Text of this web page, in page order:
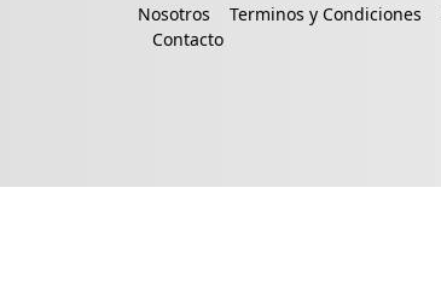
Nosotros Terminos y Condiciones
Contacto